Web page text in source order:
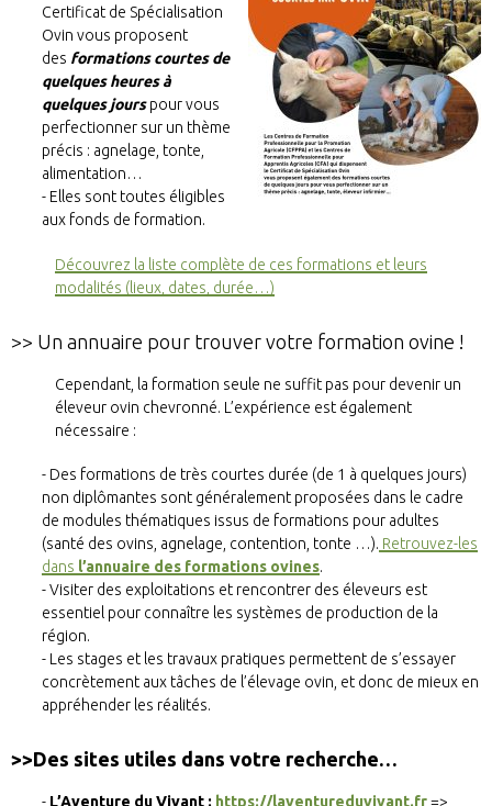
Certificat de Spécialisation
Ovin vous proposent
des formations courtes de
quelques heures à
quelques jourspour vous
perfectionner sur un thème
précis : agnelage, tonte,
alimentation…
Elles sont toutes éligibles
aux fonds de formation.
Découvrez la liste complète de ces formations et leurs
modalités (lieux, dates, durée…)
>> Un annuaire pour trouver votre formation ovine !
Cependant, la formation seule ne suffit pas pour devenir un
éleveur ovin chevronné. L’expérience est également
nécessaire :
Des formations de très courtes durée (de 1 à quelques jours)
non diplômantes sont généralement proposées dans le cadre
de modules thématiques issus de formations pour adultes
(santé des ovins, agnelage, contention, tonte …). Retrouvez-les
dans l’annuaire des formations ovines.
Visiter des exploitations et rencontrer des éleveurs est
essentiel pour connaître les systèmes de production de la
région.
Les stages et les travaux pratiques permettent de s’essayer
concrètement aux tâches de l’élevage ovin, et donc de mieux en
appréhender les réalités.
>>Des sites utiles dans votre recherche…
L’Aventure du Vivant : https://laventureduvivant.fr=>